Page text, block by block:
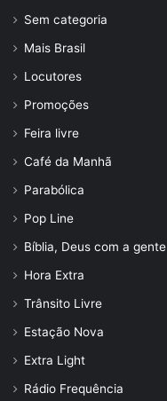
Sem categoria
Mais Brasil
Locutores
Promoções
Feira livre
Café da Manhã
Parabólica
Pop Line
Bíblia, Deus com a gente
Hora Extra
Trânsito Livre
Estação Nova
Extra Light
Rádio Frequência